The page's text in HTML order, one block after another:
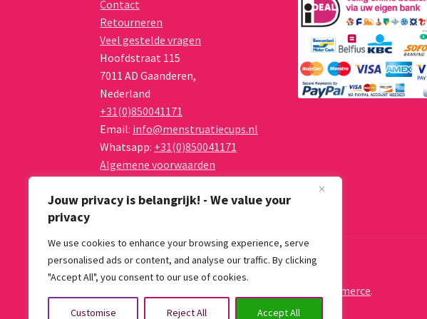
Jouw privacy is belangrijk! - We value your
privacy
We use cookies to enhance your browsing experience, serve
personalised ads or content, and analyse our traffic. By clicking
"Accept All", you consent to our use of cookies.
Customise Reject All Accept All
Contact
Retourneren
Veel gestelde vragen
Hoofdstraat 115
7011 AD Gaanderen,
Nederland
+31(0)850041171
Email: info@menstruatiecups.nl
Whatsapp: +31(0)850041171
Algemene voorwaarden
© Menstruatiecups.nl 2026
Gebouwd met WooCommerce.